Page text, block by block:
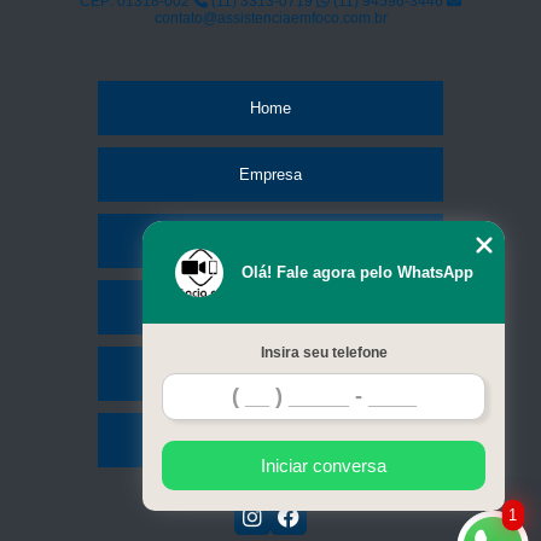
contato@assistenciaemfoco.com.br
Home
Empresa
Contato
Mapa do site
1
Olá! Fale agora pelo WhatsApp
Insira seu telefone
Iniciar conversa